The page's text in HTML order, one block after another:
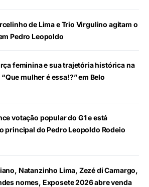
de Lima e Trio Virgulino agitam o
Pedro Leopoldo
feminina e sua trajetória histórica na
mulher é essa!?” em Belo
votação popular do G1 e está
principal do Pedro Leopoldo Rodeio
Natanzinho Lima, Zezé di Camargo,
nomes, Exposete 2026 abre venda